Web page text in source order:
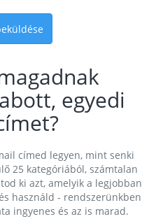
egyedi
címed legyen, mint senki
25 kategóriából, számtalan
ki azt, amelyik a legjobban
használd - rendszerünkben
ingyenes és az is marad.